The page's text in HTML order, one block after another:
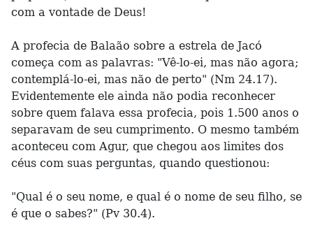
com a vontade de Deus!
A profecia de Balaão sobre a estrela de Jacó
começa com as palavras: "Vê-lo-ei, mas não agora;
contemplá-lo-ei, mas não de perto" (Nm 24.17).
Evidentemente ele ainda não podia reconhecer
sobre quem falava essa profecia, pois 1.500 anos o
separavam de seu cumprimento. O mesmo também
aconteceu com Agur, que chegou aos limites dos
céus com suas perguntas, quando questionou:
"Qual é o seu nome, e qual é o nome de seu filho, se
é que o sabes?" (Pv 30.4).